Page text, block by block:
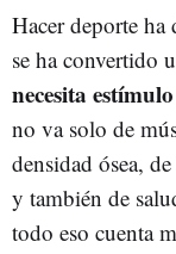
Hacer deporte ha
se ha convertido
necesita
no va solo de
densidad ósea,
y también de
todo eso cuenta